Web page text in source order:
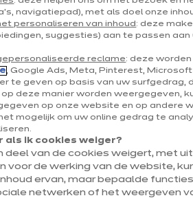
navigatiepad), met als doel onze
personaliseren van inhoud : deze
suggesties) aan te passen
reclame: deze
, Google Ads, Meta, Pinterest,
te geven op basis van uw surfgedrag,
deze manier worden weergegeven,
op onze website en op andere
mogelijk om uw online gedrag te
als ik cookies weiger?
deel van de cookies weigert, met
voor de werking van de website,
ervan, maar bepaalde
netwerken of het weergeven